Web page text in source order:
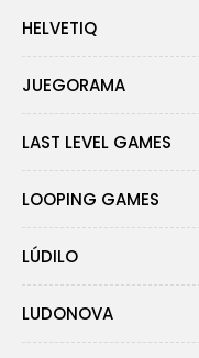
HELVETIQ
JUEGORAMA
LAST LEVEL GAMES
LOOPING GAMES
LÚDILO
LUDONOVA